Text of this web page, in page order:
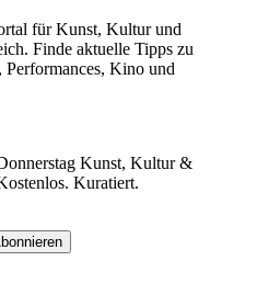
für Kunst, Kultur und
Finde aktuelle Tipps zu
Performances, Kino und
Kunst, Kultur &
Kuratiert.